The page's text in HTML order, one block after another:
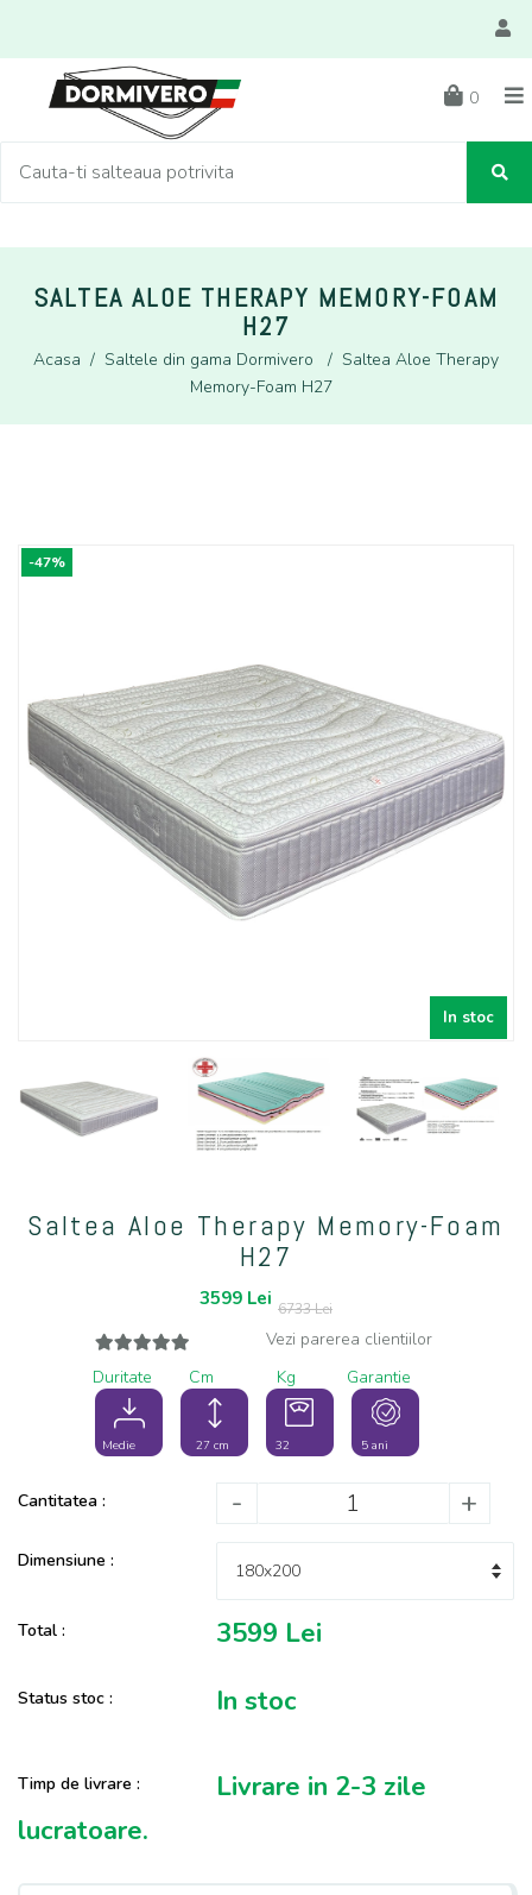
0
SALTEA ALOE THERAPY MEMORY-FOAM
H27
Acasa / Saltele din gama Dormivero / Saltea Aloe Therapy
Memory-Foam H27
In stoc
-47%
Saltea Aloe Therapy Memory-Foam
H27
3599 Lei 6733 Lei
Vezi parerea clientiilor
Medie
Duritate
27 cm
Cm
32
Kg
5 ani
Garantie
Cantitatea : - +
Dimensiune :
Total : 3599 Lei
Status stoc : In stoc
Timp de livrare :
Livrare in 2-3 zile
lucratoare.